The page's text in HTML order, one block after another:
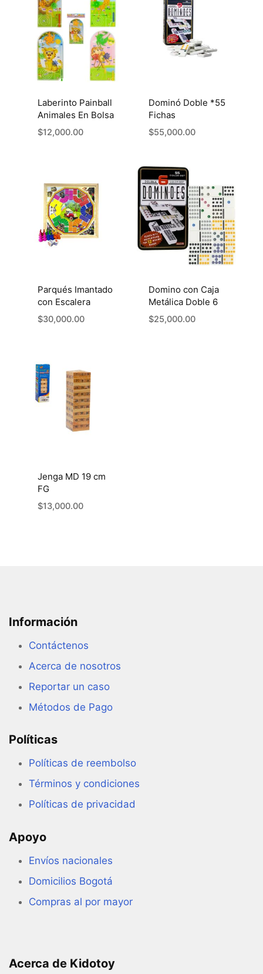
Laberinto Painball
Animales En Bolsa
$12,000.00
Dominó Doble *55
Fichas
$55,000.00
Parqués Imantado
con Escalera
$30,000.00
Domino con Caja
Metálica Doble 6
$25,000.00
Jenga MD 19 cm
FG
$13,000.00
Información
Contáctenos
Acerca de nosotros
Reportar un caso
Métodos de Pago
Políticas
Políticas de reembolso
Términos y condiciones
Políticas de privacidad
Apoyo
Envíos nacionales
Domicilios Bogotá
Compras al por mayor
Acerca de Kidotoy